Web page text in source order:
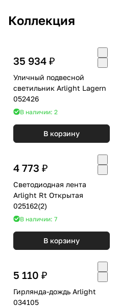
Коллекция
35 934 ₽
Уличный подвесной
светильник Arlight Lagern
052426
В наличии: 2
В корзину
4 773 ₽
Светодиодная лента
Arlight Rt Открытая
025162(2)
В наличии: 7
В корзину
5 110 ₽
Гирлянда-дождь Arlight
034105